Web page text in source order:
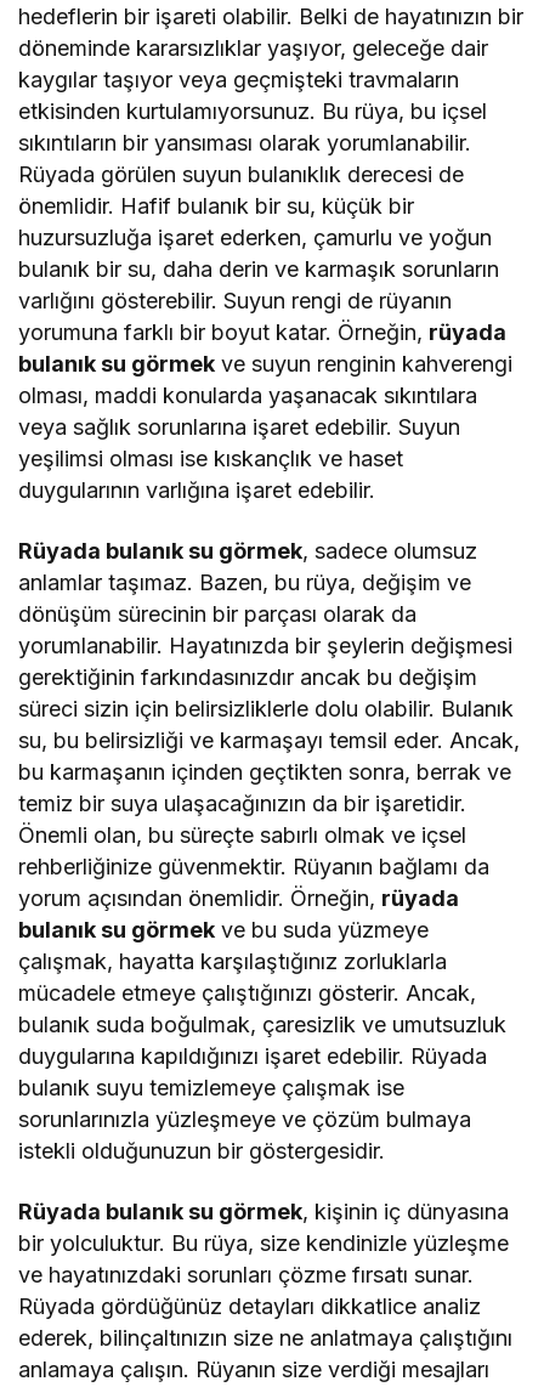
hedeflerin bir işareti olabilir. Belki de hayatınızın bir
döneminde kararsızlıklar yaşıyor, geleceğe dair
kaygılar taşıyor veya geçmişteki travmaların
etkisinden kurtulamıyorsunuz. Bu rüya, bu içsel
sıkıntıların bir yansıması olarak yorumlanabilir.
Rüyada görülen suyun bulanıklık derecesi de
önemlidir. Hafif bulanık bir su, küçük bir
huzursuzluğa işaret ederken, çamurlu ve yoğun
bulanık bir su, daha derin ve karmaşık sorunların
varlığını gösterebilir. Suyun rengi de rüyanın
yorumuna farklı bir boyut katar. Örneğin, rüyada
bulanık su görmek ve suyun renginin kahverengi
olması, maddi konularda yaşanacak sıkıntılara
veya sağlık sorunlarına işaret edebilir. Suyun
yeşilimsi olması ise kıskançlık ve haset
duygularının varlığına işaret edebilir.
Rüyada bulanık su görmek, sadece olumsuz
anlamlar taşımaz. Bazen, bu rüya, değişim ve
dönüşüm sürecinin bir parçası olarak da
yorumlanabilir. Hayatınızda bir şeylerin değişmesi
gerektiğinin farkındasınızdır ancak bu değişim
süreci sizin için belirsizliklerle dolu olabilir. Bulanık
su, bu belirsizliği ve karmaşayı temsil eder. Ancak,
bu karmaşanın içinden geçtikten sonra, berrak ve
temiz bir suya ulaşacağınızın da bir işaretidir.
Önemli olan, bu süreçte sabırlı olmak ve içsel
rehberliğinize güvenmektir. Rüyanın bağlamı da
yorum açısından önemlidir. Örneğin, rüyada
bulanık su görmek ve bu suda yüzmeye
çalışmak, hayatta karşılaştığınız zorluklarla
mücadele etmeye çalıştığınızı gösterir. Ancak,
bulanık suda boğulmak, çaresizlik ve umutsuzluk
duygularına kapıldığınızı işaret edebilir. Rüyada
bulanık suyu temizlemeye çalışmak ise
sorunlarınızla yüzleşmeye ve çözüm bulmaya
istekli olduğunuzun bir göstergesidir.
Rüyada bulanık su görmek, kişinin iç dünyasına
bir yolculuktur. Bu rüya, size kendinizle yüzleşme
ve hayatınızdaki sorunları çözme fırsatı sunar.
Rüyada gördüğünüz detayları dikkatlice analiz
ederek, bilinçaltınızın size ne anlatmaya çalıştığını
anlamaya çalışın. Rüyanın size verdiği mesajları